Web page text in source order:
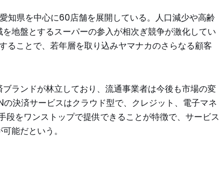
知県を中心に60店舗を展開している。人口減少や高齢
地盤とするスーパーの参入が相次ぎ競争が激化してい
ることで、若年層を取り込みヤマナカのさらなる顧客
ランドが林立しており、流通事業者は今後も市場の変
決済サービスはクラウド型で、クレジット、電子マネ
段をワンストップで提供できることが特徴で、サービス
能だという。